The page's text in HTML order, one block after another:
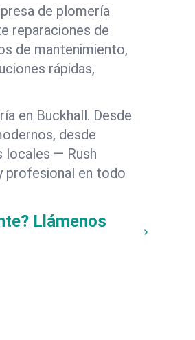
de plomería
reparaciones de
de mantenimiento,
rápidas,
en Buckhall. Desde
desde
locales — Rush
profesional en todo
Llámenos